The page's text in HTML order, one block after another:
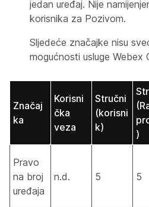
jedan uređaj. Nije
korisnika za Pozivom.
Sljedeće značajke nisu
mogućnosti usluge Webex
Značaj
ka
Korisni
čka
veza
Stručni
(korisni
k)
)
Pravo
na broj
uređaja
n.d. 5 5